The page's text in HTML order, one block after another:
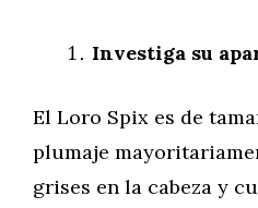
Investiga su
El Loro Spix es de
plumaje
grises en la cabeza y